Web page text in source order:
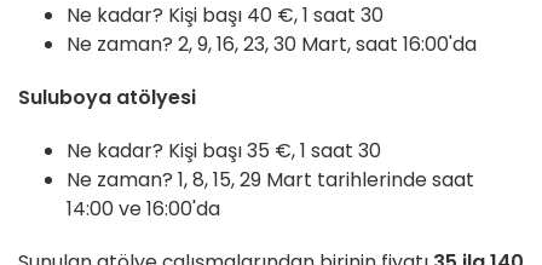
Ne kadar? Kişi başı 40 €, 1 saat 30
Ne zaman? 2, 9, 16, 23, 30 Mart, saat 16:00'da
Suluboya atölyesi
Ne kadar? Kişi başı 35 €, 1 saat 30
Ne zaman? 1, 8, 15, 29 Mart tarihlerinde saat
14:00 ve 16:00'da